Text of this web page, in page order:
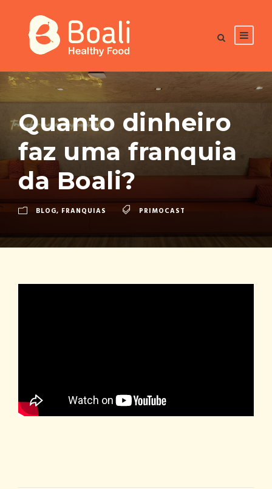
Quanto dinheiro
faz uma franquia
da Boali?
BLOG, FRANQUIAS PRIMOCAST